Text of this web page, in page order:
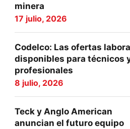
minera
17 julio, 2026
Codelco: Las ofertas
disponibles para técnicos
profesionales
8 julio, 2026
Teck y Anglo American
anuncian el futuro equipo